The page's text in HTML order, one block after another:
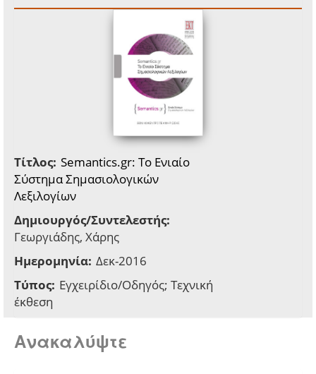
Τίτλος: Semantics.gr: Το Ενιαίο
Σύστημα Σημασιολογικών
Λεξιλογίων
Δημιουργός/Συντελεστής:
Γεωργιάδης, Χάρης
Ημερομηνία: Δεκ-2016
Τύπος: Εγχειρίδιο/Οδηγός; Τεχνική
έκθεση
Ανακαλύψτε